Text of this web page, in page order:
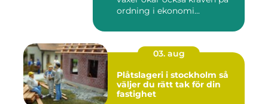
ordning i ekonomi...
03. aug
Plåtslageri i stockholm så
väljer du rätt tak för din
fastighet